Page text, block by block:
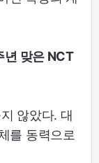
년 맞은 NCT
않았다. 대
를 동력으로